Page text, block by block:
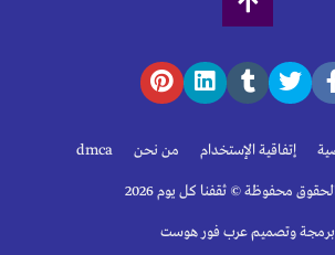
إتفاقية الإستخدام من نحن dmca
محفوظة © ثقفنا كل يوم 2026
برمجة وتصميم عرب فور هوست